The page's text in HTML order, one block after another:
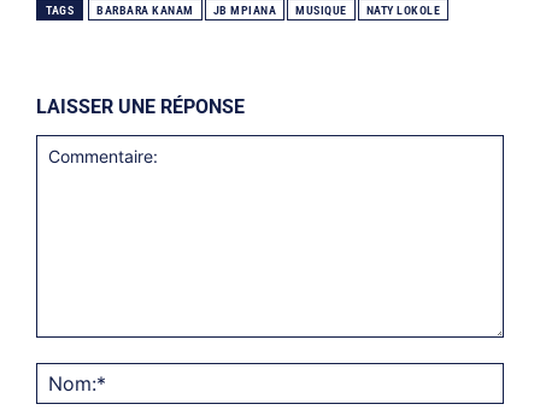
TAGS BARBARA KANAM JB MPIANA MUSIQUE NATY LOKOLE
LAISSER UNE RÉPONSE